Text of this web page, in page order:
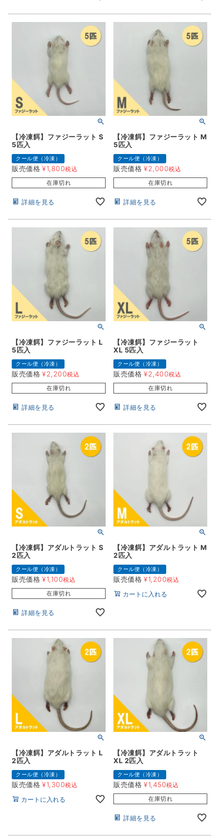
【冷凍餌】ファジーラット S
5匹入
クール便（冷凍）
販売価格 ¥1,800税込
在庫切れ
詳細を見る
【冷凍餌】ファジーラット M
5匹入
クール便（冷凍）
販売価格 ¥2,000税込
在庫切れ
詳細を見る
【冷凍餌】ファジーラット L
5匹入
クール便（冷凍）
販売価格 ¥2,200税込
在庫切れ
詳細を見る
【冷凍餌】ファジーラット
XL 5匹入
クール便（冷凍）
販売価格 ¥2,400税込
在庫切れ
詳細を見る
【冷凍餌】アダルトラット S
2匹入
クール便（冷凍）
販売価格 ¥1,100税込
在庫切れ
詳細を見る
【冷凍餌】アダルトラット M
2匹入
クール便（冷凍）
販売価格 ¥1,200税込
カートに入れる
【冷凍餌】アダルトラット L
2匹入
クール便（冷凍）
販売価格 ¥1,300税込
カートに入れる
【冷凍餌】アダルトラット
XL 2匹入
クール便（冷凍）
販売価格 ¥1,450税込
在庫切れ
詳細を見る